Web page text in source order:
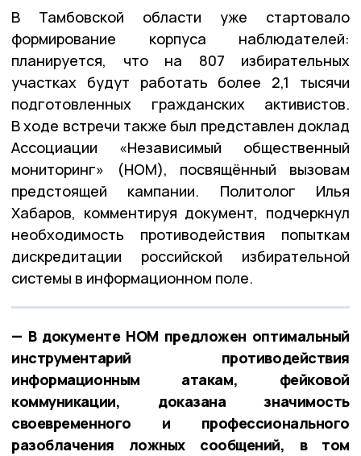
В Тамбовской области уже стартовало
формирование корпуса наблюдателей:
планируется, что на 807 избирательных
участках будут работать более 2,1 тысячи
подготовленных гражданских активистов.
В ходе встречи также был представлен доклад
Ассоциации «Независимый общественный
мониторинг» (НОМ), посвящённый вызовам
предстоящей кампании. Политолог Илья
Хабаров, комментируя документ, подчеркнул
необходимость противодействия попыткам
дискредитации российской избирательной
системы в информационном поле.
— В документе НОМ предложен оптимальный
инструментарий противодействия
информационным атакам, фейковой
коммуникации, доказана значимость
своевременного и профессионального
разоблачения ложных сообщений, в том